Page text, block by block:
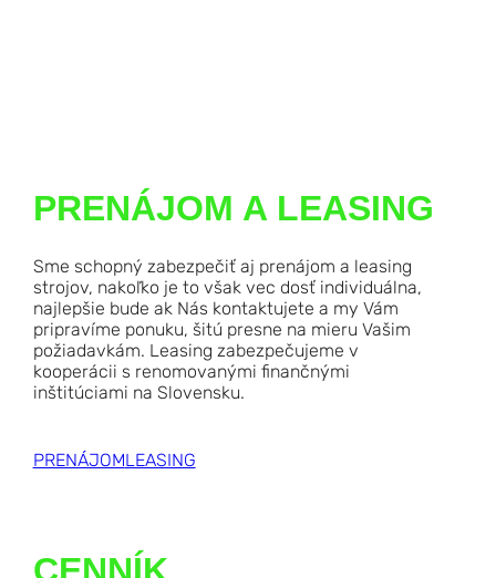
PRENÁJOM A LEASING
Sme schopný zabezpečiť aj prenájom a leasing
strojov, nakoľko je to však vec dosť individuálna,
najlepšie bude ak Nás kontaktujete a my Vám
pripravíme ponuku, šitú presne na mieru Vašim
požiadavkám. Leasing zabezpečujeme v
kooperácii s renomovanými finančnými
inštitúciami na Slovensku.
PRENÁJOMLEASING